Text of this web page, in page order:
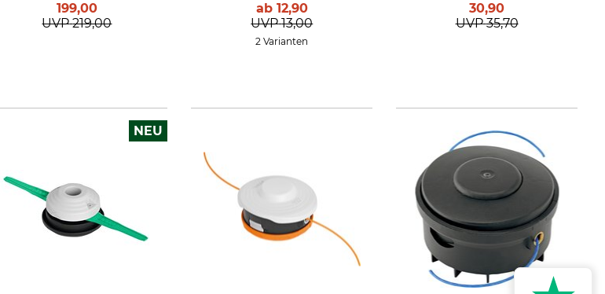
199,00
UVP 219,00
ab 12,90
UVP 13,00
2 Varianten
30,90
UVP 35,70
NEU